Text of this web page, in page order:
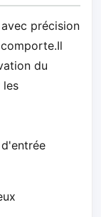
précision
du
les